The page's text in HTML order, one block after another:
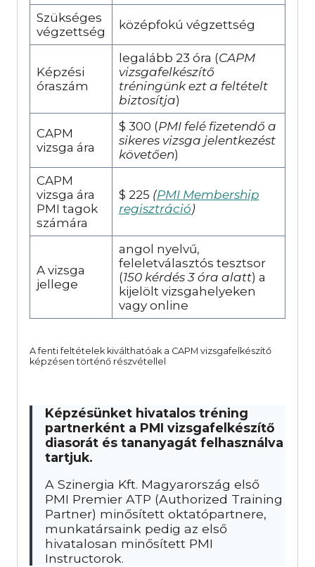
Szükséges
végzettség
középfokú végzettség
Képzési
óraszám
legalább 23 óra (CAPM
vizsgafelkészítő
tréningünk ezt a feltételt
biztosítja)
CAPM
vizsga ára
$ 300 (PMI felé fizetendő a
sikeres vizsga jelentkezést
követően)
CAPM
vizsga ára
PMI tagok
számára
$ 225 (PMI Membership
regisztráció)
A vizsga
jellege
angol nyelvű,
feleletválasztós tesztsor
(150 kérdés 3 óra alatt) a
kijelölt vizsgahelyeken
vagy online
A fenti feltételek kiválthatóak a CAPM vizsgafelkészítő
képzésen történő részvétellel
Képzésünket hivatalos tréning
partnerként a PMI vizsgafelkészítő
diasorát és tananyagát felhasználva
tartjuk.
A Szinergia Kft. Magyarország első
PMI Premier ATP (Authorized Training
Partner) minősített oktatópartnere,
munkatársaink pedig az első
hivatalosan minősített PMI
Instructorok.